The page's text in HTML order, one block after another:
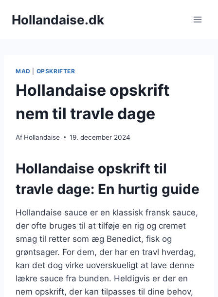
Hollandaise.dk
MAD OPSKRIFTER
Hollandaise opskrift
nem til travle dage
Af Hollandaise 19. december 2024
Hollandaise opskrift til
travle dage: En hurtig guide
Hollandaise sauce er en klassisk fransk sauce,
der ofte bruges til at tilføje en rig og cremet
smag til retter som æg Benedict, fisk og
grøntsager. For dem, der har en travl hverdag,
kan det dog virke uoverskueligt at lave denne
lækre sauce fra bunden. Heldigvis er der en
nem opskrift, der kan tilpasses til dine behov,